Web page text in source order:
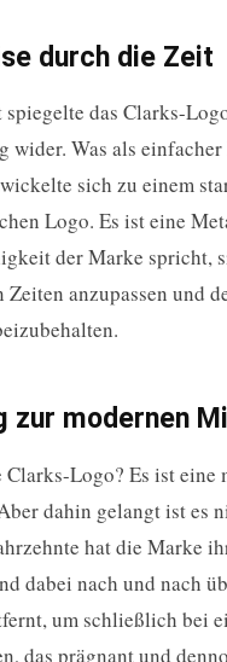
durch die Zeit
das Clarks-
wider. Was als
sich zu einem
Logo. Es ist eine
der Marke spricht,
Zeiten anzupassen und
zur modernen
Clarks-Logo? Es ist eine
dahin gelangt ist es
hat die Marke
dabei nach und nach
um schließlich bei
das prägnant und